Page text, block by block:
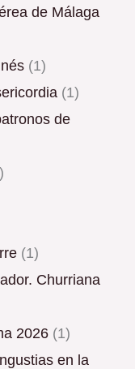
de Málaga
(1)
(1)
(1)
Churriana
2026 (1)